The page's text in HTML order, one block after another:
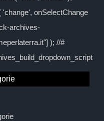
onSelectChange
archives-
); //#